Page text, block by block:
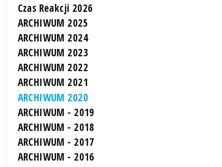
Czas Reakcji 2026
ARCHIWUM 2025
ARCHIWUM 2024
ARCHIWUM 2023
ARCHIWUM 2022
ARCHIWUM 2021
ARCHIWUM 2020
ARCHIWUM - 2019
ARCHIWUM - 2018
ARCHIWUM - 2017
ARCHIWUM - 2016